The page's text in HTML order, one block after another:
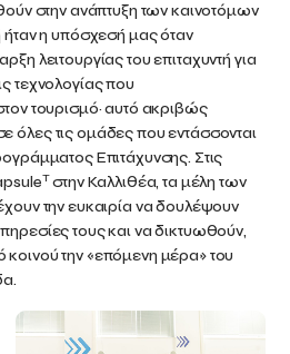
στην ανάπτυξη των καινοτόμων
η υπόσχεσή μας όταν
λειτουργίας του επιταχυντή για
τεχνολογίας που
τουρισμό· αυτό ακριβώς
τις ομάδες που εντάσσονται
Επιτάχυνσης. Στις
Tστην Καλλιθέα, τα μέλη των
την ευκαιρία να δουλέψουν
τους και να δικτυωθούν,
την «επόμενη μέρα» του